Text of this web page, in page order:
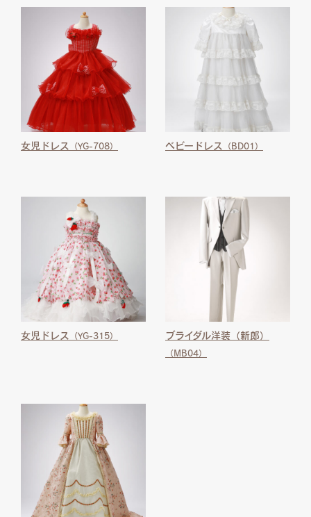
女児ドレス （YG-708） ベビードレス （BD01）
女児ドレス （YG-315） ブライダル洋装（新郎）
（MB04）